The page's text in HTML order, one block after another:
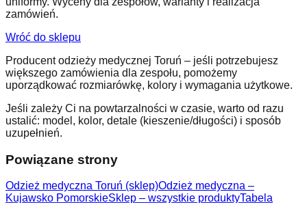
zamówień.
Wróć do sklepu
Producent odzieży medycznej Toruń – jeśli potrzebujesz
większego zamówienia dla zespołu, pomożemy
uporządkować rozmiarówkę, kolory i wymagania użytkowe.
Jeśli zależy Ci na powtarzalności w czasie, warto od razu
ustalić: model, kolor, detale (kieszenie/długości) i sposób
uzupełnień.
Powiązane strony
Odzież medyczna Toruń (sklep)Odzież medyczna –
Kujawsko PomorskieSklep – wszystkie produktyTabela